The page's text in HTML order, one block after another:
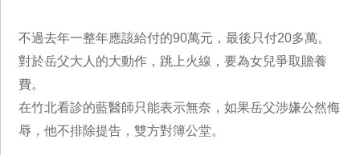
不過去年一整年應該給付的90萬元，最後只付20多萬。
對於岳父大人的大動作，跳上火線，要為女兒爭取贍養
費。
在竹北看診的藍醫師只能表示無奈，如果岳父涉嫌公然侮
辱，他不排除提告，雙方對簿公堂。